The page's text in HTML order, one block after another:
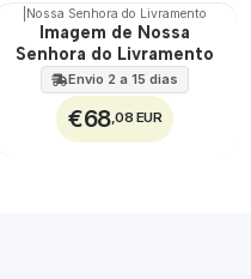
🇵🇹
100%
Nossa Senhora do Livramento
Imagem de Nossa
Senhora do Livramento
Envio 2 a 15 dias
€68,08 EUR